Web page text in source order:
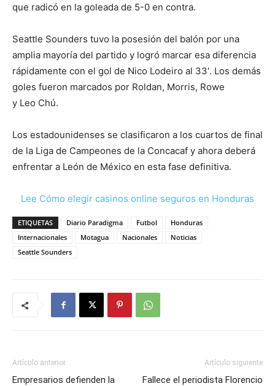
que radicó en la goleada de 5-0 en contra.
Seattle Sounders tuvo la posesión del balón por una
amplia mayoría del partido y logró marcar esa diferencia
rápidamente con el gol de Nico Lodeiro al 33′. Los demás
goles fueron marcados por Roldan, Morris, Rowe
y Leo Chú.
Los estadounidenses se clasificaron a los cuartos de final
de la Liga de Campeones de la Concacaf y ahora deberá
enfrentar a León de México en esta fase definitiva.
Lee Cómo elegir casinos online seguros en Honduras
ETIQUETAS Diario Paradigma Futbol
Honduras
Internacionales
Motagua Nacionales
Noticias
Seattle Sounders
Artículo anterior
Empresarios defienden la
Artículo siguiente
Fallece el periodista Florencio